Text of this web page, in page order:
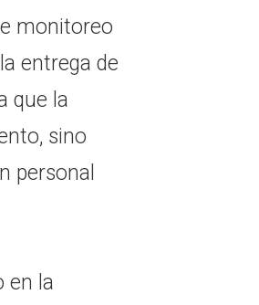
monitoreo
entrega de
que la
sino
personal
en la